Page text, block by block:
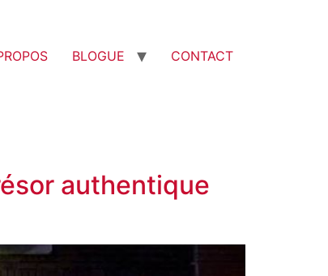
BLOGUE CONTACT
authentique